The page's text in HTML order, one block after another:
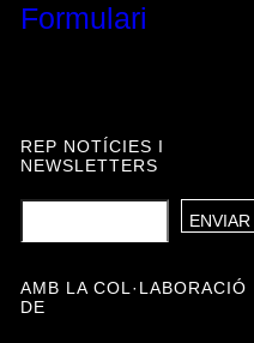
Formulari
REP NOTÍCIES I
NEWSLETTERS
AMB LA COL·LABORACIÓ
DE